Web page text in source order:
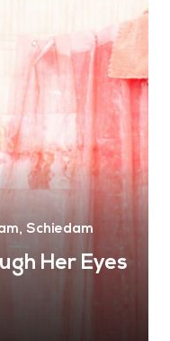
Schiedam
Her Eyes